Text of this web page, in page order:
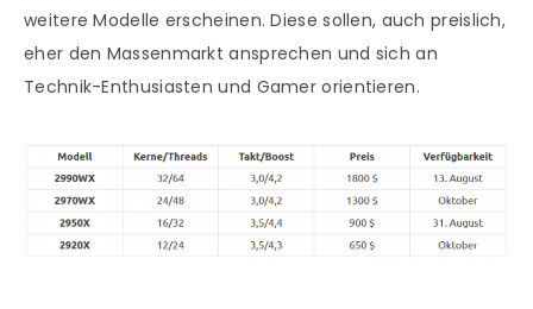
weitere Modelle erscheinen. Diese sollen, auch preislich,
eher den Massenmarkt ansprechen und sich an
Technik-Enthusiasten und Gamer orientieren.